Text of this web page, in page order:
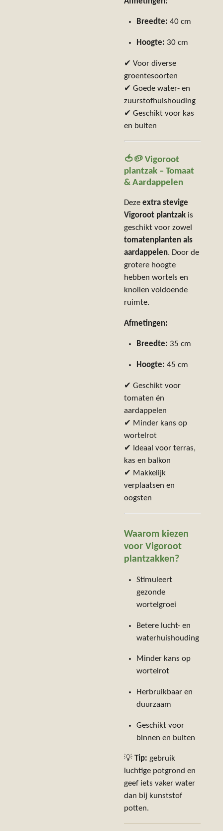
Breedte: 40 cm
Hoogte: 30 cm
✔ Voor diverse
groentesoorten
✔ Goede water- en
zuurstofhuishouding
✔ Geschikt voor kas
en buiten
🍅🥔 Vigoroot
plantzak – Tomaat
& Aardappelen
Deze extra stevige
Vigoroot plantzak is
geschikt voor zowel
tomatenplanten als
aardappelen. Door de
grotere hoogte
hebben wortels en
knollen voldoende
ruimte.
Afmetingen:
Breedte: 35 cm
Hoogte: 45 cm
✔ Geschikt voor
tomaten én
aardappelen
✔ Minder kans op
wortelrot
✔ Ideaal voor terras,
kas en balkon
✔ Makkelijk
verplaatsen en
oogsten
Waarom kiezen
voor Vigoroot
plantzakken?
Stimuleert
gezonde
wortelgroei
Betere lucht- en
waterhuishouding
Minder kans op
wortelrot
Herbruikbaar en
duurzaam
Geschikt voor
binnen en buiten
💡 Tip: gebruik
luchtige potgrond en
geef iets vaker water
dan bij kunststof
potten.